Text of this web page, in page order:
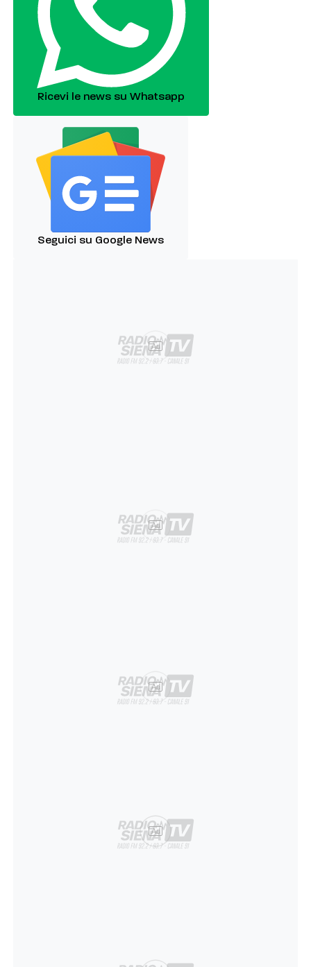
Ricevi le news su Whatsapp
Seguici su Google News
Ad
Ad
Ad
Ad